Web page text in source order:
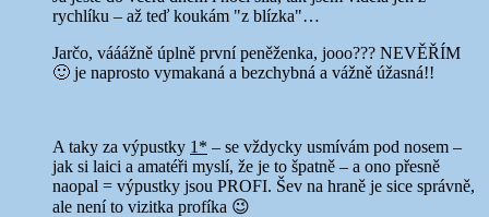
rychlíku – až teď koukám "z blízka"…
Jarčo, vááážně úplně první peněženka, jooo??? NEVĚŘÍM
🙂 je naprosto vymakaná a bezchybná a vážně úžasná!!
A taky za výpustky 1* – se vždycky usmívám pod nosem –
jak si laici a amatéři myslí, že je to špatně – a ono přesně
naopal = výpustky jsou PROFI. Šev na hraně je sice správně,
ale není to vizitka profíka 😉